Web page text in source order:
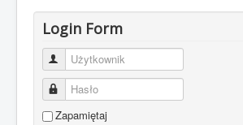
Login Form
Użytkownik
Hasło
Zapamiętaj